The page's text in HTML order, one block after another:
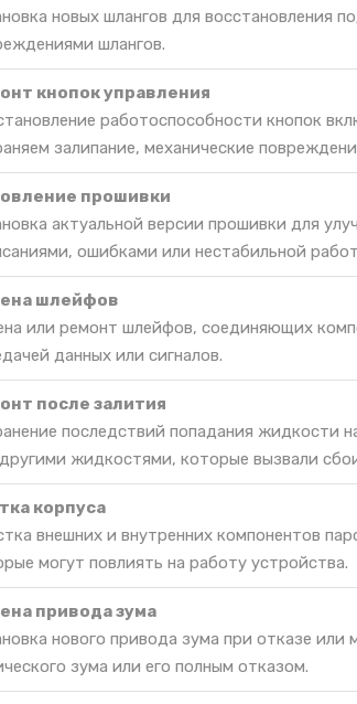
новых шлангов для восстановления
шлангов.
кнопок управления
работоспособности кнопок
залипание, механические
прошивки
актуальной версии прошивки для
ошибками или нестабильной
шлейфов
или ремонт шлейфов, соединяющих
данных или сигналов.
после залития
последствий попадания жидкости
жидкостями, которые вызвали
корпуса
внешних и внутренних компонентов
могут повлиять на работу устройства.
привода зума
нового привода зума при отказе
зума или его полным отказом.